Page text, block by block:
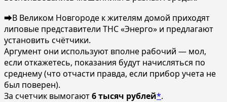
➡️В Великом Новгороде к жителям домой приходят
липовые представители ТНС «Энерго» и предлагают
установить счётчики.
Аргумент они используют вполне рабочий — мол,
если откажетесь, показания будут начисляться по
среднему (что отчасти правда, если прибор учета не
был поверен).
За счетчик вымогают6 тысяч рублей*.